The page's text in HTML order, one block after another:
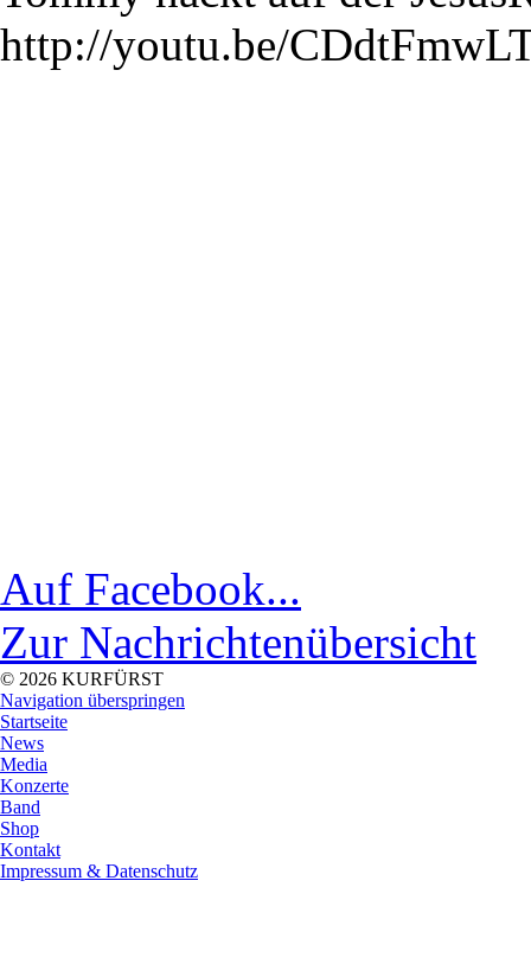
http://youtu.be/
Auf Facebook...
Zur Nachrichtenübersicht
© 2026 KURFÜRST
Navigation überspringen
Startseite
News
Media
Konzerte
Band
Shop
Kontakt
Impressum & Datenschutz